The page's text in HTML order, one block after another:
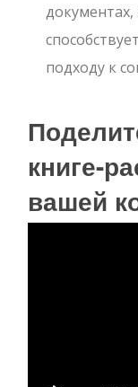
подходу к
книге-
вашей